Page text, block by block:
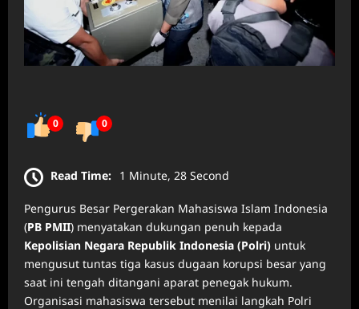
0 0
Read Time: 1 Minute, 28 Second
Pengurus Besar Pergerakan Mahasiswa Islam Indonesia
(PB PMII) menyatakan dukungan penuh kepada
Kepolisian Negara Republik Indonesia (Polri) untuk
mengusut tuntas tiga kasus dugaan korupsi besar yang
saat ini tengah ditangani aparat penegak hukum.
Organisasi mahasiswa tersebut menilai langkah Polri